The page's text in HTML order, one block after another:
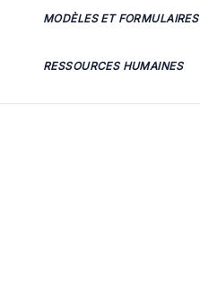
MODÈLES ET FORMULAIRES
RESSOURCES HUMAINES